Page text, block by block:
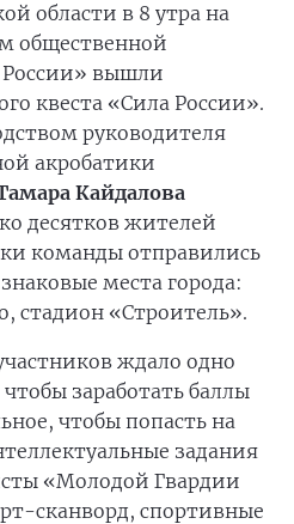
области в 8 утра на
общественной
вышли
квеста «Сила России».
руководителя
акробатики
Кайдалова
десятков жителей
команды отправились
места города:
стадион «Строитель».
ждало одно
заработать баллы
чтобы попасть на
задания
«Молодой Гвардии
сканворд, спортивные